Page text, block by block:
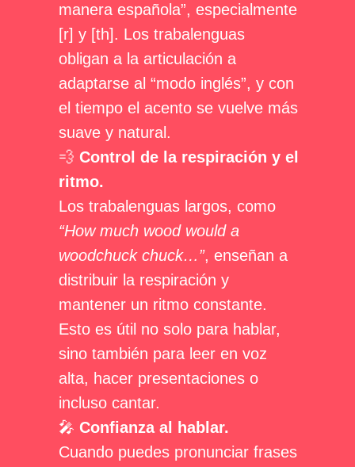
manera española”, especialmente
[r] y [th]. Los trabalenguas
obligan a la articulación a
adaptarse al “modo inglés”, y con
el tiempo el acento se vuelve más
suave y natural.
💨 Control de la respiración y el
ritmo.
Los trabalenguas largos, como
“How much wood would a
woodchuck chuck…”, enseñan a
distribuir la respiración y
mantener un ritmo constante.
Esto es útil no solo para hablar,
sino también para leer en voz
alta, hacer presentaciones o
incluso cantar.
🎤 Confianza al hablar.
Cuando puedes pronunciar frases